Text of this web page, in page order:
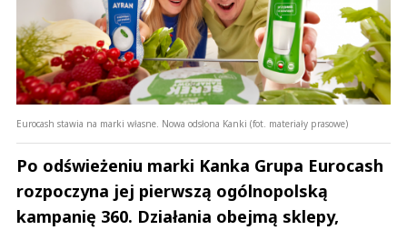
Eurocash stawia na marki własne. Nowa odsłona Kanki (fot. materiały prasowe)
Po odświeżeniu marki Kanka Grupa Eurocash
rozpoczyna jej pierwszą ogólnopolską
kampanię 360. Działania obejmą sklepy,